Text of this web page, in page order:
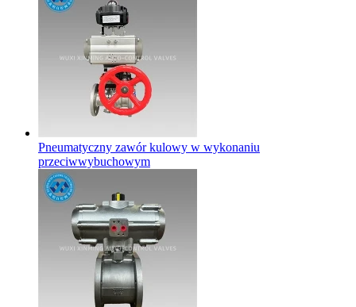
Pneumatyczny zawór kulowy w wykonaniu
przeciwwybuchowym